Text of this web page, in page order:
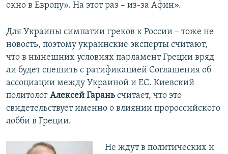
окно в Европу». На этот раз – из-за Афин».
Для Украины симпатии греков к России – тоже не
новость, поэтому украинские эксперты считают,
что в нынешних условиях парламент Греции вряд
ли будет спешить с ратификацией Соглашения об
ассоциации между Украиной и ЕС. Киевский
политолог Алексей Гарань считает, что это
свидетельствует именно о влиянии пророссийского
лобби в Греции.
Не ждут в политических и